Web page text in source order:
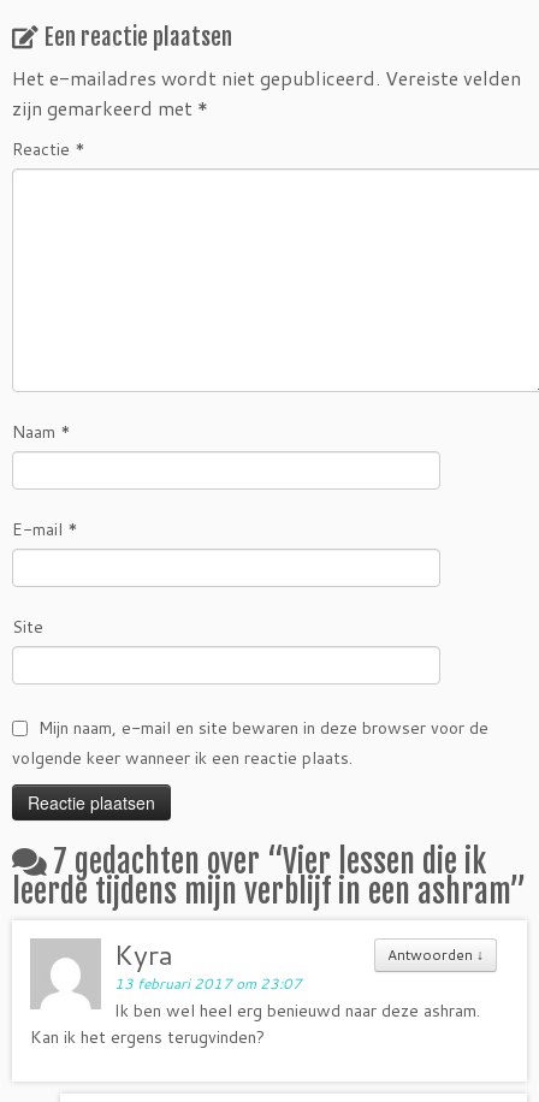
o
k
r
Een reactie plaatsen
Het e-mailadres wordt niet gepubliceerd. Vereiste velden
zijn gemarkeerd met *
Reactie *
Naam *
E-mail *
Site
Mijn naam, e-mail en site bewaren in deze browser voor de
volgende keer wanneer ik een reactie plaats.
7 gedachten over “Vier lessen die ik
leerde tijdens mijn verblijf in een ashram”
Antwoorden ↓
Kyra
13 februari 2017 om 23:07
Ik ben wel heel erg benieuwd naar deze ashram.
Kan ik het ergens terugvinden?